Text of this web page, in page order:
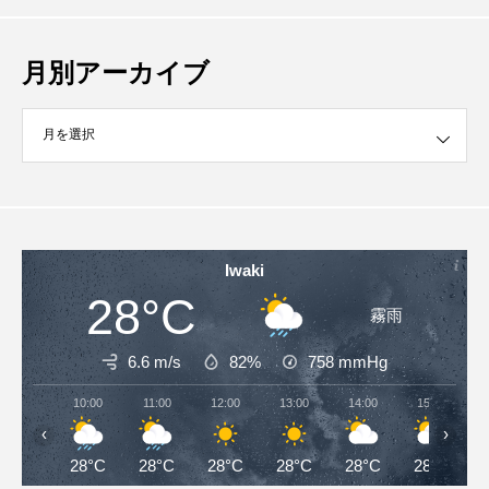
月別アーカイブ
ブ
Iwaki
28°C 霧雨
6.6 m/s 82% 758mmHg
10:00
28°C
11:00
28°C
12:00
28°C
13:00
28°C
14:00
28°C
15:00
28°C
‹ ›